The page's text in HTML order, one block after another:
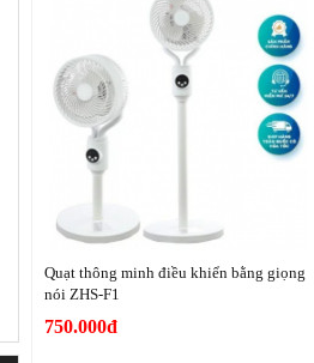
Quạt thông minh điều khiển bằng giọng
nói ZHS-F1
750.000đ